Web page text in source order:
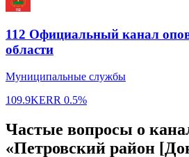
112 Официальный канал
области
Муниципальные службы
109.9KERR 0.5%
Частые вопросы о
«Петровский район